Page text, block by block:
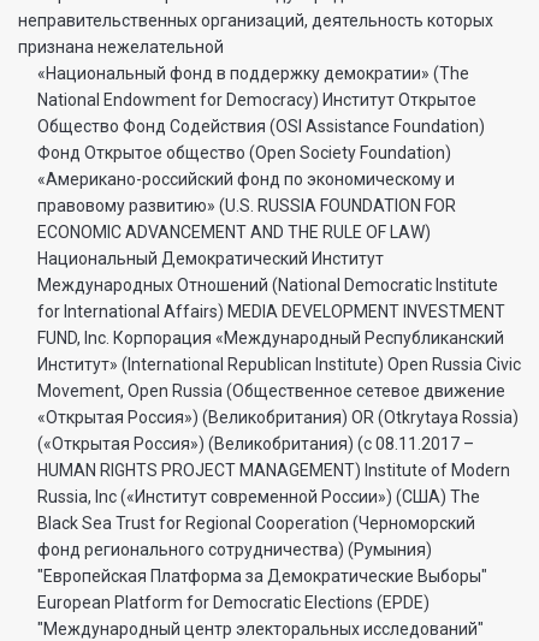
неправительственных организаций, деятельность которых
признана нежелательной
«Национальный фонд в поддержку демократии» (The
National Endowment for Democracy) Институт Открытое
Общество Фонд Содействия (OSI Assistance Foundation)
Фонд Открытое общество (Open Society Foundation)
«Американо-российский фонд по экономическому и
правовому развитию» (U.S. RUSSIA FOUNDATION FOR
ECONOMIC ADVANCEMENT AND THE RULE OF LAW)
Национальный Демократический Институт
Международных Отношений (National Democratic Institute
for International Affairs) MEDIA DEVELOPMENT INVESTMENT
FUND, Inc. Корпорация «Международный Республиканский
Институт» (International Republican Institute) Open Russia Civic
Movement, Open Russia (Общественное сетевое движение
«Открытая Россия») (Великобритания) OR (Otkrytaya Rossia)
(«Открытая Россия») (Великобритания) (с 08.11.2017 –
HUMAN RIGHTS PROJECT MANAGEMENT) Institute of Modern
Russia, Inc («Институт современной России») (США) The
Black Sea Trust for Regional Cooperation (Черноморский
фонд регионального сотрудничества) (Румыния)
"Европейская Платформа за Демократические Выборы"
European Platform for Democratic Elections (EPDE)
"Международный центр электоральных исследований"